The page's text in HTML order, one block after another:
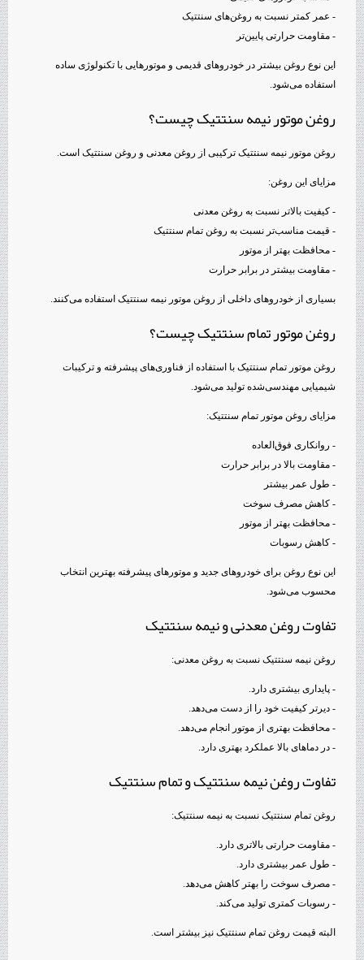
- عمر کمتر نسبت به روغن‌های سنتتیک
- مقاومت حرارتی پایین‌تر
این نوع روغن بیشتر در خودروهای قدیمی و موتورهایی با تکنولوژی ساده
استفاده می‌شود.
روغن موتور نیمه سنتتیک چیست؟
روغن موتور نیمه سنتتیک ترکیبی از روغن معدنی و روغن سنتتیک است.
مزایای این روغن:
- کیفیت بالاتر نسبت به روغن معدنی
- قیمت مناسب‌تر نسبت به روغن تمام سنتتیک
- محافظت بهتر از موتور
- مقاومت بیشتر در برابر حرارت
بسیاری از خودروهای داخلی از روغن موتور نیمه سنتتیک استفاده می‌کنند.
روغن موتور تمام سنتتیک چیست؟
روغن موتور تمام سنتتیک با استفاده از فناوری‌های پیشرفته و ترکیبات
شیمیایی مهندسی‌شده تولید می‌شود.
مزایای روغن موتور تمام سنتتیک:
- روانکاری فوق‌العاده
- مقاومت بالا در برابر حرارت
- طول عمر بیشتر
- کاهش مصرف سوخت
- محافظت بهتر از موتور
- کاهش رسوبات
این نوع روغن برای خودروهای جدید و موتورهای پیشرفته بهترین انتخاب
محسوب می‌شود.
تفاوت روغن معدنی و نیمه سنتتیک
روغن نیمه سنتتیک نسبت به روغن معدنی:
- پایداری بیشتری دارد.
- دیرتر کیفیت خود را از دست می‌دهد.
- محافظت بهتری از موتور انجام می‌دهد.
- در دماهای بالا عملکرد بهتری دارد.
تفاوت روغن نیمه سنتتیک و تمام سنتتیک
روغن تمام سنتتیک نسبت به نیمه سنتتیک:
- مقاومت حرارتی بالاتری دارد.
- طول عمر بیشتری دارد.
- مصرف سوخت را بهتر کاهش می‌دهد.
- رسوبات کمتری تولید می‌کند.
البته قیمت روغن تمام سنتتیک نیز بیشتر است.